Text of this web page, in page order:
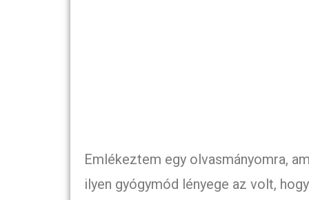
Emlékeztem egy olvasmányomra,
ilyen gyógymód lényege az volt,